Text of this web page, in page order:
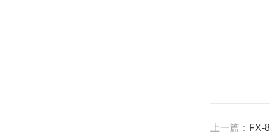
上一篇： FX-